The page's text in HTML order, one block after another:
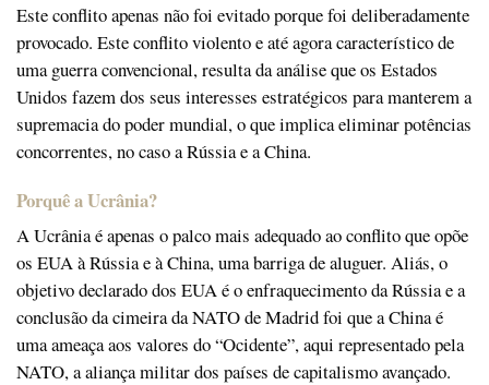
Este conflito apenas não foi evitado porque foi deliberadamente
provocado. Este conflito violento e até agora característico de
uma guerra convencional, resulta da análise que os Estados
Unidos fazem dos seus interesses estratégicos para manterem a
supremacia do poder mundial, o que implica eliminar potências
concorrentes, no caso a Rússia e a China.
Porquê a Ucrânia?
A Ucrânia é apenas o palco mais adequado ao conflito que opõe
os EUA à Rússia e à China, uma barriga de aluguer. Aliás, o
objetivo declarado dos EUA é o enfraquecimento da Rússia e a
conclusão da cimeira da NATO de Madrid foi que a China é
uma ameaça aos valores do “Ocidente”, aqui representado pela
NATO, a aliança militar dos países de capitalismo avançado.